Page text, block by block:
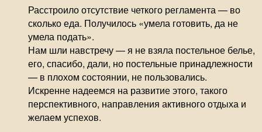
Расстроило отсутствие четкого регламента — во
сколько еда. Получилось «умела готовить, да не
умела подать».
Нам шли навстречу — я не взяла постельное белье,
его, спасибо, дали, но постельные принадлежности
— в плохом состоянии, не пользовались.
Искренне надеемся на развитие этого, такого
перспективного, направления активного отдыха и
желаем успехов.